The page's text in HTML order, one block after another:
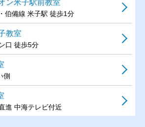
ン米子駅前教室
伯備線 米子駅 徒歩1分
教室
口 徒歩5分
側
進 中海テレビ付近